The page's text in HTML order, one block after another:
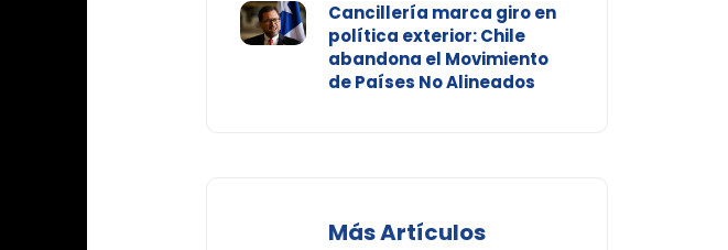
Cancillería marca giro en
política exterior: Chile
abandona el Movimiento
de Países No Alineados
Más Artículos